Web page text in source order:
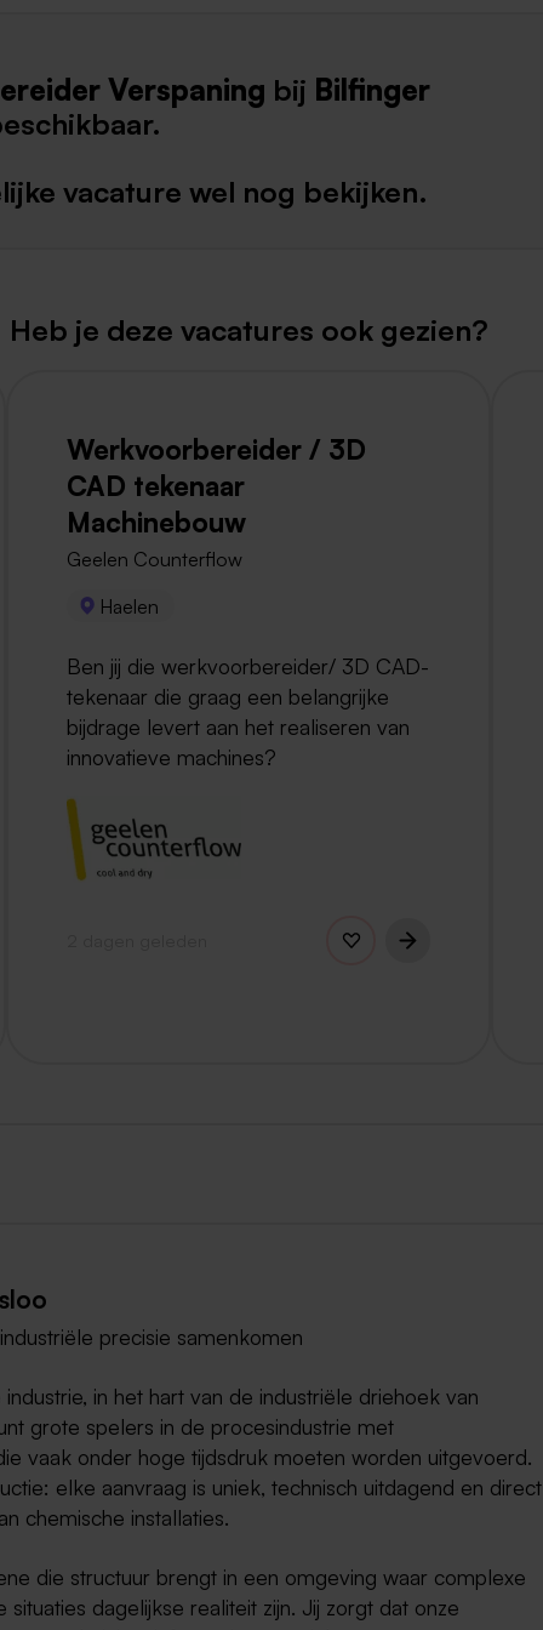
Kerkrade
Verspaning bij Bilfinger
vacature wel nog bekijken.
Heb je deze vacatures ook gezien?
Werkvoorbereider / 3D
CAD tekenaar
Machinebouw
Geelen Counterflow
Haelen
Ben jij die werkvoorbereider/ 3D CAD-
tekenaar die graag een belangrijke
bijdrage levert aan het realiseren van
innovatieve machines?
precisie samenkomen
in het hart van de industriële driehoek van
grote spelers in de procesindustrie met
vaak onder hoge tijdsdruk moeten worden uitgevoerd.
elke aanvraag is uniek, technisch uitdagend en direct
chemische installaties.
die structuur brengt in een omgeving waar complexe
dagelijkse realiteit zijn. Jij zorgt dat onze